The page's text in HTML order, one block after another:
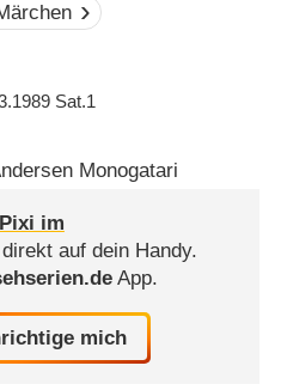
Sat.1
Monogatari
Pixi im
direkt auf dein Handy.
App.
mich